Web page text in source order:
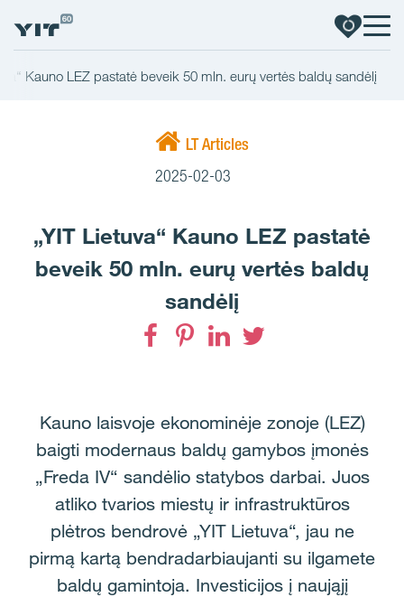
Kauno LEZ pastatė beveik 50 mln. eurų vertės baldų sandėlį
LT Articles
2025-02-03
„YIT Lietuva“ Kauno LEZ pastatė
beveik 50 mln. eurų vertės baldų
sandėlį
Kauno laisvoje ekonominėje zonoje (LEZ)
baigti modernaus baldų gamybos įmonės
„Freda IV“ sandėlio statybos darbai. Juos
atliko tvarios miestų ir infrastruktūros
plėtros bendrovė „YIT Lietuva“, jau ne
pirmą kartą bendradarbiaujanti su ilgamete
baldų gamintoja. Investicijos į naująjį